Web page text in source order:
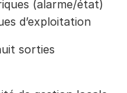
(alarme/état)
d’exploitation
sorties